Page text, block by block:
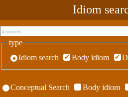
Idiom
type
Idiom search
Body idiom
Conceptual Search Body idiom